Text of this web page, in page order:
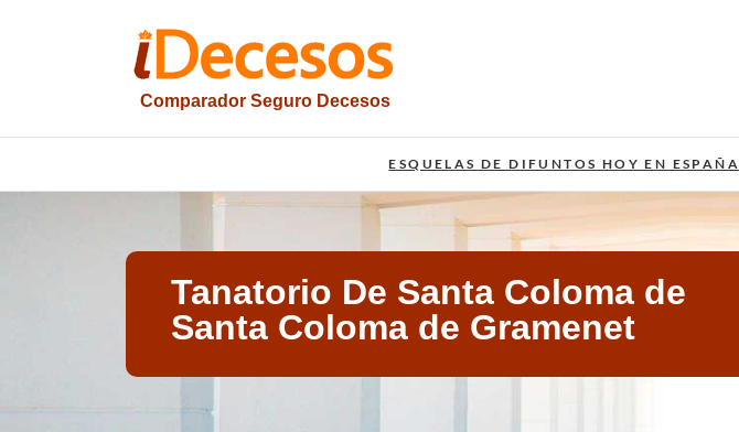
Comparador Seguro Decesos
iesquelas ESQUELAS DE DIFUNTOS HOY EN ESPAÑA
Tanatorio De Santa Coloma de
Santa Coloma de Gramenet